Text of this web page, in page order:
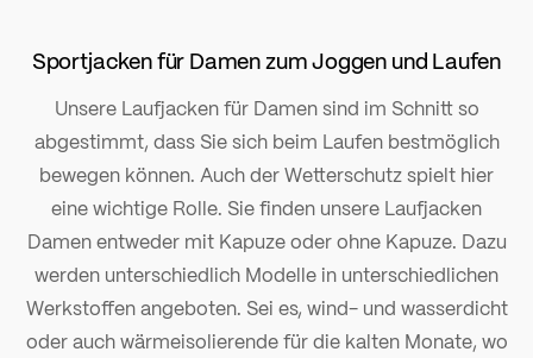
Sportjacken für Damen zum Joggen und Laufen
Unsere Laufjacken für Damen sind im Schnitt so
abgestimmt, dass Sie sich beim Laufen bestmöglich
bewegen können. Auch der Wetterschutz spielt hier
eine wichtige Rolle. Sie finden unsere Laufjacken
Damen entweder mit Kapuze oder ohne Kapuze. Dazu
werden unterschiedlich Modelle in unterschiedlichen
Werkstoffen angeboten. Sei es, wind- und wasserdicht
oder auch wärmeisolierende für die kalten Monate, wo